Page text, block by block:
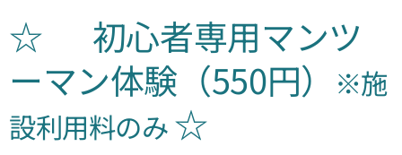
☆🌿 初心者専用マンツ
ーマン体験（550円）
※施
設利用料のみ☆